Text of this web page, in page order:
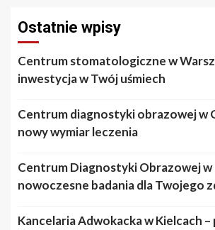
Ostatnie wpisy
Centrum stomatologiczne w
inwestycja w Twój uśmiech
Centrum diagnostyki obrazowej w
nowy wymiar leczenia
Centrum Diagnostyki Obrazowej w
nowoczesne badania dla Twojego
Kancelaria Adwokacka w Kielcach